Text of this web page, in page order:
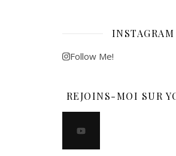
INSTAGRAM
Follow Me!
REJOINS-MOI SUR